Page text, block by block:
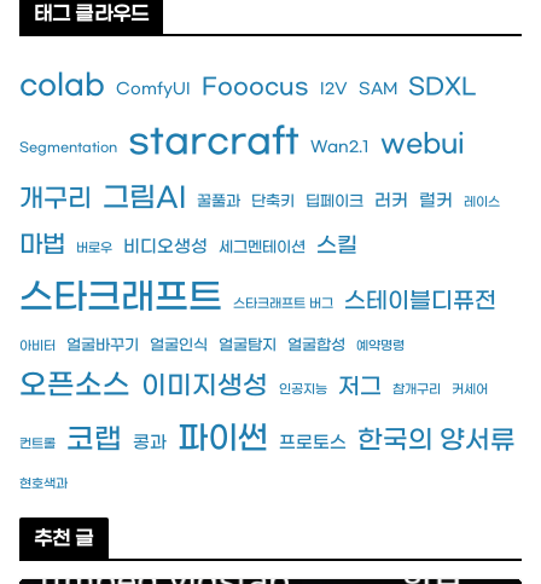
태그 클라우드
colab ComfyUI Fooocus I2V SAM SDXL
Segmentation starcraft Wan2.1
webui
개구리 그림AI 꿀풀과 단축키 딥페이크 러커 럴커 레이스
마법 버로우 비디오생성 세그멘테이션 스킬
스타크래프트 스타크래프트 버그 스테이블디퓨전
아비터 얼굴바꾸기 얼굴인식 얼굴탐지 얼굴합성 예약명령
오픈소스 이미지생성 인공지능 저그 참개구리 커세어
컨트롤 코랩 콩과 파이썬 프로토스 한국의 양서류
현호색과
추천 글